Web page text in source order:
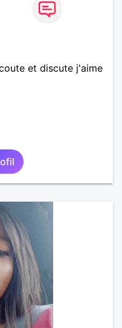
et discute j'aime